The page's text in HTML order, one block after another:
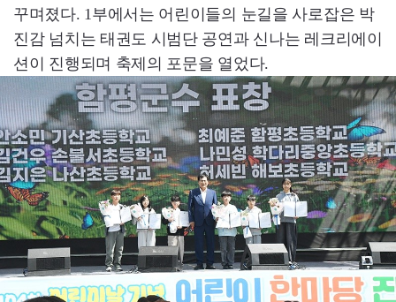
꾸며졌다. 1부에서는 어린이들의 눈길을 사로잡은 박
진감 넘치는 태권도 시범단 공연과 신나는 레크리에이
션이 진행되며 축제의 포문을 열었다.